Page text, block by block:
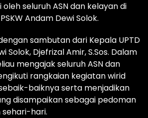
oleh seluruh ASN dan kelayan di
Andam Dewi Solok.
sambutan dari Kepala UPTD
Solok, Djefrizal Amir, S.Sos. Dalam
mengajak seluruh ASN dan
rangkaian kegiatan wirid
baiknya serta menjadikan
disampaikan sebagai pedoman
hari.